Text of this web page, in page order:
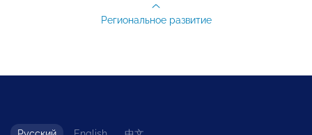
Региональное развитие